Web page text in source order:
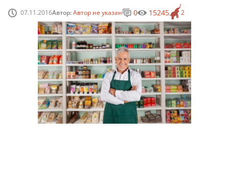
07.11.2016Автор:Автор не указан 2
0 15245